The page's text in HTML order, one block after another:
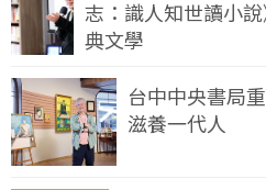
志：識人知世讀小
典文學
台中中央書局
滋養一代人